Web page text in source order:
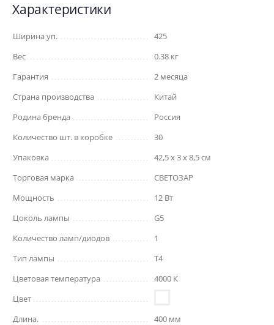
Характеристики
Ширина уп.
425
Вес
0.38 кг
Гарантия
2 месяца
Страна производства
Китай
Родина бренда
Россия
Количество шт. в коробке
30
Упаковка
42,5 x 3 x 8,5 см
Торговая марка
СВЕТОЗАР
Мощность
12 Вт
Цоколь лампы
G5
Количество ламп/диодов
1
Тип лампы
T4
Цветовая температура
4000 К
Цвет
Длина.
400 мм